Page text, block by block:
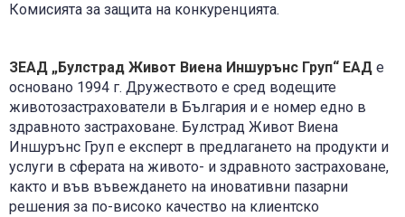
Комисията за защита на конкуренцията.
ЗЕАД „Булстрад Живот Виена Иншурънс Груп“ ЕАД е
основано 1994 г. Дружеството е сред водещите
животозастрахователи в България и е номер едно в
здравното застраховане. Булстрад Живот Виена
Иншурънс Груп е експерт в предлагането на продукти и
услуги в сферата на живото- и здравното застраховане,
както и във въвеждането на иновативни пазарни
решения за по-високо качество на клиентско